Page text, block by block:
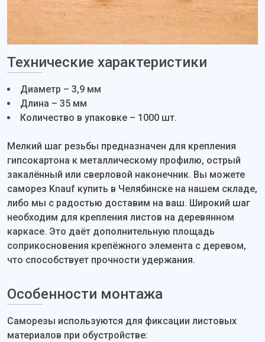
Технические характеристики
Диаметр – 3,9 мм
Длина – 35 мм
Количество в упаковке – 1000 шт.
Мелкий шаг резьбы предназначен для крепления
гипсокартона к металлическому профилю, острый
закалённый или сверловой наконечник. Вы можете
саморез Knauf купить в Челябинске на нашем складе,
либо мы с радостью доставим на ваш. Широкий шаг
необходим для крепления листов на деревянном
каркасе. Это даёт дополнительную площадь
соприкосновения крепёжного элемента с деревом,
что способствует прочности удержания.
Особенности монтажа
Саморезы используются для фиксации листовых
материалов при обустройстве: